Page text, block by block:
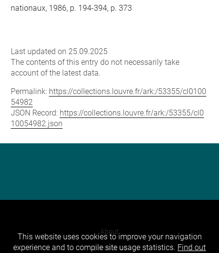
nationaux, 1986, p. 194-394, p. 373
Last updated on 25.09.2025
The contents of this entry do not necessarily take
account of the latest data.
Permalink: https://collections.louvre.fr/ark:/53355/cl0100
54982
JSON Record: https://collections.louvre.fr/ark:/53355/cl0
10054982.json
About
Contact Us
This website uses cookies to improve your navigation
experience and to compile site usage statistics. Find out